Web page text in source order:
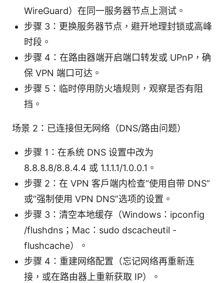
WireGuard）在同一服务器节点上测试。
步骤 3：更换服务器节点，避开地理封锁或高峰
时段。
步骤 4：在路由器端开启端口转发或 UPnP，确
保 VPN 端口可达。
步骤 5：临时停用防火墙规则，观察是否有阻
挡。
场景 2：已连接但无网络（DNS/路由问题）
步骤 1：在系统 DNS 设置中改为
8.8.8.8/8.8.4.4 或 1.1.1.1/1.0.0.1。
步骤 2：在 VPN 客户端内检查“使用自带 DNS”
或“强制使用 VPN DNS”选项的设置。
步骤 3：清空本地缓存（Windows：ipconfig
/flushdns；Mac：sudo dscacheutil -
flushcache）。
步骤 4：重建网络配置（忘记网络再重新连
接，或在路由器上重新获取 IP）。